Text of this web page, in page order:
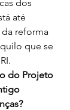
dos
até
reforma
que se
do Projeto